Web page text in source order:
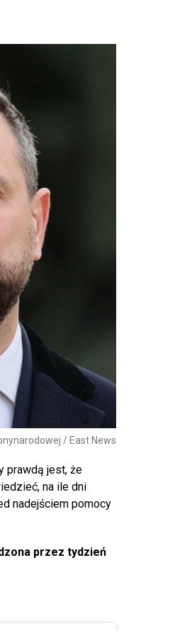
/ East News
prawdą jest, że
na ile dni
nadejściem pomocy
przez tydzień